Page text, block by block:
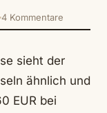
4 Kommentare
sieht der
ähnlich und
EUR bei